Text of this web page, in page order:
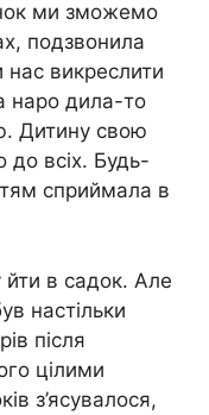
ми зможемо
подзвонила
нас викреслити
наро дила-то
Дитину свою
до всіх. Будь-
сприймала в
йти в садок. Але
настільки
після
цілими
з’ясувалося,